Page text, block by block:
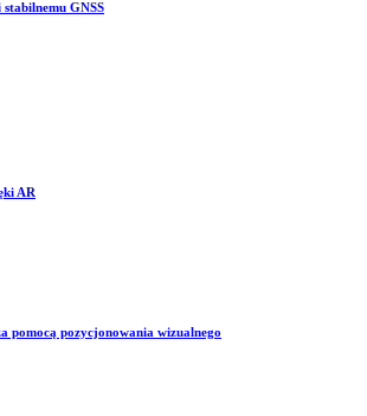
GNSS
AR
pomocą pozycjonowania wizualnego